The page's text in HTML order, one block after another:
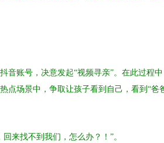
音账号，决意发起“视频寻亲”。在此过程中
点场景中，争取让孩子看到自己，看到“爸
来找不到我们，怎么办？！”。